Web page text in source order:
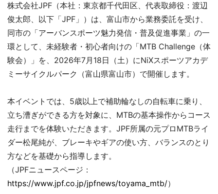
株式会社JPF（本社：東京都千代田区、代表取締役：渡辺
俊太郎、以下「JPF」）は、富山市から業務委託を受け、
同市の「アーバンスポーツ魅力発信・普及促進事業」の一
環として、未経験者・初心者向けの「MTB Challenge（体
験会）」を、2026年7月18日（土）にNiXスポーツアカデ
ミーサイクルパーク（富山県富山市）で開催します。
本イベントでは、5歳以上で補助輪なしの自転車に乗り、
立ち漕ぎができる方を対象に、MTBの基本操作からコース
走行までを体験いただきます。JPF所属の元プロMTBライ
ダー松尾純が、ブレーキやギアの使い方、バランスのとり
方などを基礎から指導します。
（JPFニュースページ：
https://www.jpf.co.jp/jpfnews/toyama_mtb/）